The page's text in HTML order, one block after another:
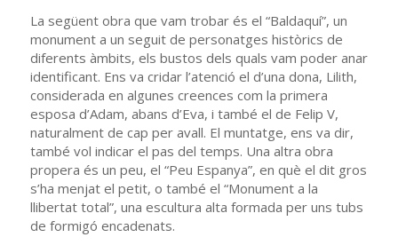
La següent obra que vam trobar és el “Baldaquí”, un
monument a un seguit de personatges històrics de
diferents àmbits, els bustos dels quals vam poder anar
identificant. Ens va cridar l’atenció el d’una dona, Lilith,
considerada en algunes creences com la primera
esposa d’Adam, abans d’Eva, i també el de Felip V,
naturalment de cap per avall. El muntatge, ens va dir,
també vol indicar el pas del temps. Una altra obra
propera és un peu, el “Peu Espanya”, en què el dit gros
s’ha menjat el petit, o també el “Monument a la
llibertat total”, una escultura alta formada per uns tubs
de formigó encadenats.